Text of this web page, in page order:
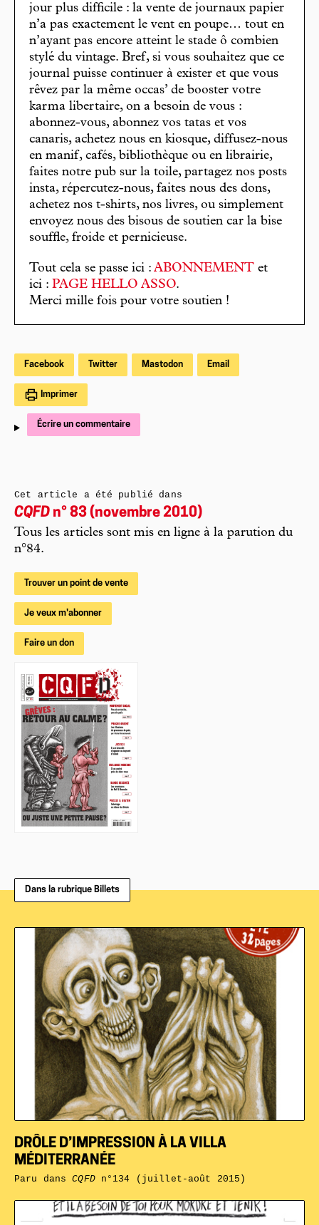
jour plus difficile : la vente de journaux papier
n’a pas exactement le vent en poupe… tout en
n’ayant pas encore atteint le stade ô combien
stylé du vintage. Bref, si vous souhaitez que ce
journal puisse continuer à exister et que vous
rêvez par la même occas’ de booster votre
karma libertaire, on a besoin de vous :
abonnez-vous, abonnez vos tatas et vos
canaris, achetez nous en kiosque, diffusez-nous
en manif, cafés, bibliothèque ou en librairie,
faites notre pub sur la toile, partagez nos posts
insta, répercutez-nous, faites nous des dons,
achetez nos t-shirts, nos livres, ou simplement
envoyez nous des bisous de soutien car la bise
souffle, froide et pernicieuse.
Tout cela se passe ici : ABONNEMENT et
ici : PAGE HELLO ASSO.
Merci mille fois pour votre soutien !
Facebook Twitter Mastodon Email
Imprimer
Écrire un commentaire
Cet article a été publié dans
CQFD n° 83 (novembre 2010)
Tous les articles sont mis en ligne à la parution du
n°84.
Trouver un point de vente
Je veux m'abonner
Faire un don
Dans la rubrique Billets
DRÔLE D’IMPRESSION À LA VILLA
MÉDITERRANÉE
Paru dansCQFDn°134 (juillet-août 2015)